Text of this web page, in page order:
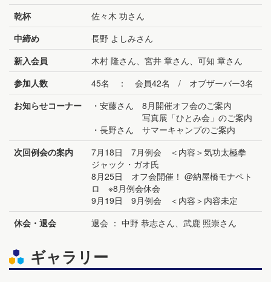
乾杯
佐々木 功さん
中締め
長野 よしみさん
新入会員
木村 隆さん、宮井 章さん、可知 章さん
参加人数
45名 ： 会員42名 / オブザーバー3名
お知らせコーナー
・安藤さん 8月開催オフ会のご案内
写真展「ひとみ会」のご案内
・長野さん サマーキャンプのご案内
次回例会の案内
7月18日 7月例会 ＜内容＞気功太極拳
ジャック・ガオ氏
8月25日 オフ会開催！ @納屋橋モナペト
ロ ※8月例会休会
9月19日 9月例会 ＜内容＞内容未定
休会・退会
退会 ： 中野 恭志さん、武鹿 照崇さん
ギャラリー